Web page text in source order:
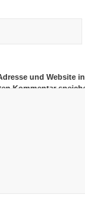
und Website
Kommentar